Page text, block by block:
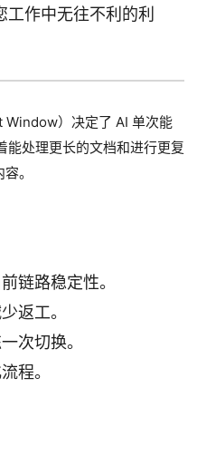
作中无往不利的利
）决定了 AI 单次能
能处理更长的文档和进行更复
。
链路稳定性。
返工。
次切换。
程。